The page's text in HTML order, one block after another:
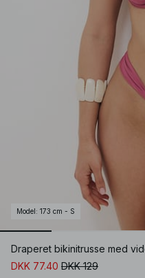
Model : 173 cm - S
Draperet bikinitrusse med
DKK 77.40 DKK 129